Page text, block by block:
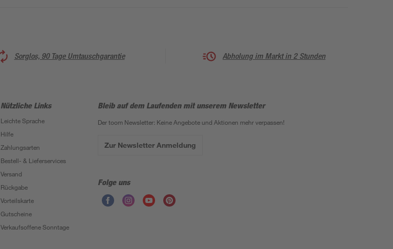
Sorglos, 90 Tage Umtauschgarantie Abholung im Markt in 2 Stunden
Nützliche Links
Leichte Sprache
Hilfe
Zahlungsarten
Bestell- & Lieferservices
Versand
Rückgabe
Vorteilskarte
Gutscheine
Verkaufsoffene Sonntage
Bleib auf dem Laufenden mit unserem Newsletter
Der toom Newsletter: Keine Angebote und Aktionen mehr verpassen!
Zur Newsletter Anmeldung
Folge uns